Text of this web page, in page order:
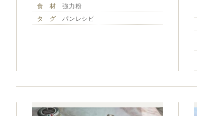
食 材
強力粉
タ グ
パンレシピ